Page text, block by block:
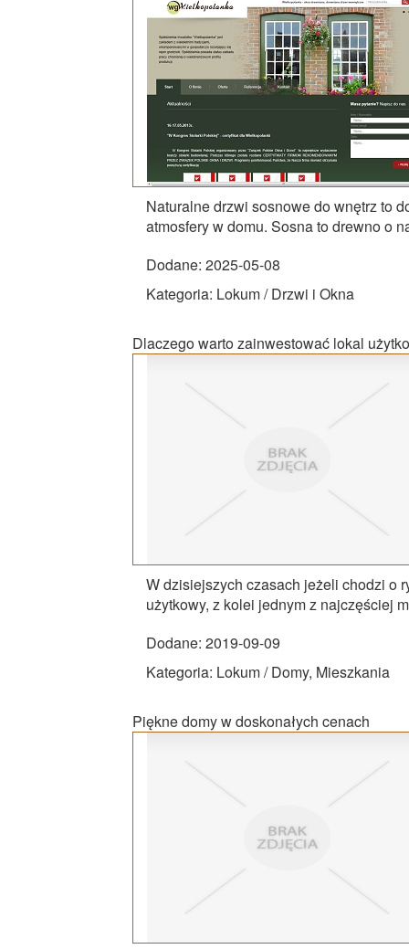
Naturalne drzwi sosnowe do wnętrz to
atmosfery w domu. Sosna to drewno o
Dodane: 2025-05-08
Kategoria: Lokum / Drzwi i Okna
Dlaczego warto zainwestować lokal
W dzisiejszych czasach jeżeli chodzi o
użytkowy, z kolei jednym z najczęściej
Dodane: 2019-09-09
Kategoria: Lokum / Domy, Mieszkania
Piękne domy w doskonałych cenach